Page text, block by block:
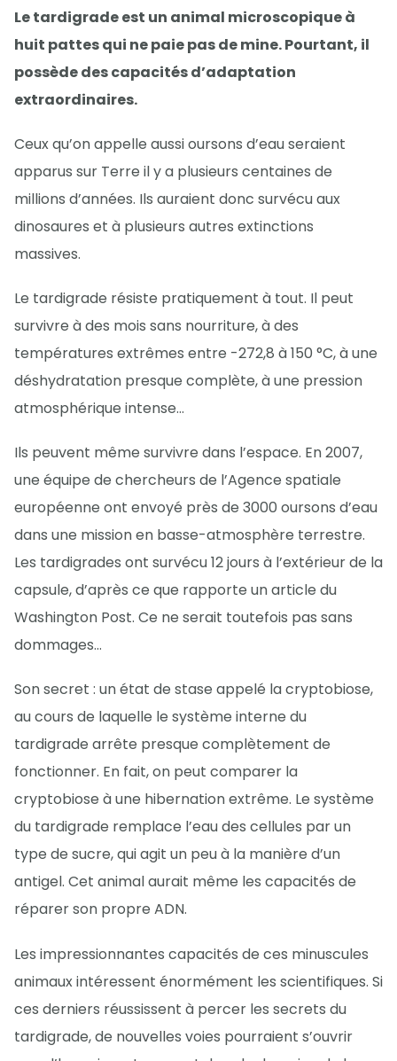
Le tardigrade est un animal microscopique à
huit pattes qui ne paie pas de mine. Pourtant, il
possède des capacités d’adaptation
extraordinaires.
Ceux qu’on appelle aussi oursons d’eau seraient
apparus sur Terre il y a plusieurs centaines de
millions d’années. Ils auraient donc survécu aux
dinosaures et à plusieurs autres extinctions
massives.
Le tardigrade résiste pratiquement à tout. Il peut
survivre à des mois sans nourriture, à des
températures extrêmes entre -272,8 à 150 °C, à une
déshydratation presque complète, à une pression
atmosphérique intense…
Ils peuvent même survivre dans l’espace. En 2007,
une équipe de chercheurs de l’Agence spatiale
européenne ont envoyé près de 3000 oursons d’eau
dans une mission en basse-atmosphère terrestre.
Les tardigrades ont survécu 12 jours à l’extérieur de la
capsule, d’après ce que rapporte un article du
Washington Post. Ce ne serait toutefois pas sans
dommages…
Son secret : un état de stase appelé la cryptobiose,
au cours de laquelle le système interne du
tardigrade arrête presque complètement de
fonctionner. En fait, on peut comparer la
cryptobiose à une hibernation extrême. Le système
du tardigrade remplace l’eau des cellules par un
type de sucre, qui agit un peu à la manière d’un
antigel. Cet animal aurait même les capacités de
réparer son propre ADN.
Les impressionnantes capacités de ces minuscules
animaux intéressent énormément les scientifiques. Si
ces derniers réussissent à percer les secrets du
tardigrade, de nouvelles voies pourraient s’ouvrir